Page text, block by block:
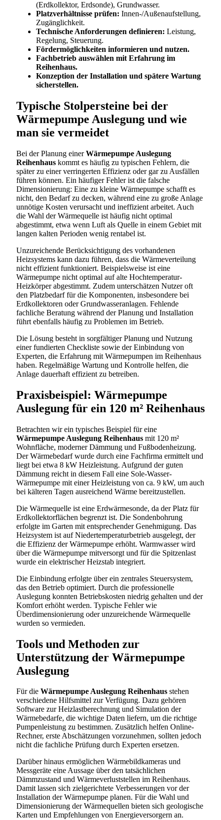
(Erdkollektor, Erdsonde), Grundwasser.
Platzverhältnisse prüfen: Innen-/Außenaufstellung,
Zugänglichkeit.
Technische Anforderungen definieren: Leistung,
Regelung, Steuerung.
Fördermöglichkeiten informieren und nutzen.
Fachbetrieb auswählen mit Erfahrung im
Reihenhaus.
Konzeption der Installation und spätere Wartung
sicherstellen.
Typische Stolpersteine bei der
Wärmepumpe Auslegung und wie
man sie vermeidet
Bei der Planung einerWärmepumpe Auslegung
Reihenhaus kommt es häufig zu typischen Fehlern, die
später zu einer verringerten Effizienz oder gar zu Ausfällen
führen können. Ein häufiger Fehler ist die falsche
Dimensionierung: Eine zu kleine Wärmepumpe schafft es
nicht, den Bedarf zu decken, während eine zu große Anlage
unnötige Kosten verursacht und ineffizient arbeitet. Auch
die Wahl der Wärmequelle ist häufig nicht optimal
abgestimmt, etwa wenn Luft als Quelle in einem Gebiet mit
langen kalten Perioden wenig rentabel ist.
Unzureichende Berücksichtigung des vorhandenen
Heizsystems kann dazu führen, dass die Wärmeverteilung
nicht effizient funktioniert. Beispielsweise ist eine
Wärmepumpe nicht optimal auf alte Hochtemperatur-
Heizkörper abgestimmt. Zudem unterschätzen Nutzer oft
den Platzbedarf für die Komponenten, insbesondere bei
Erdkollektoren oder Grundwasseranlagen. Fehlende
fachliche Beratung während der Planung und Installation
führt ebenfalls häufig zu Problemen im Betrieb.
Die Lösung besteht in sorgfältiger Planung und Nutzung
einer fundierten Checkliste sowie der Einbindung von
Experten, die Erfahrung mit Wärmepumpen im Reihenhaus
haben. Regelmäßige Wartung und Kontrolle helfen, die
Anlage dauerhaft effizient zu betreiben.
Praxisbeispiel: Wärmepumpe
Auslegung für ein 120 m² Reihenhaus
Betrachten wir ein typisches Beispiel für eine
Wärmepumpe Auslegung Reihenhaus mit 120 m²
Wohnfläche, moderner Dämmung und Fußbodenheizung.
Der Wärmebedarf wurde durch eine Fachfirma ermittelt und
liegt bei etwa 8 kW Heizleistung. Aufgrund der guten
Dämmung reicht in diesem Fall eine Sole-Wasser-
Wärmepumpe mit einer Heizleistung von ca. 9 kW, um auch
bei kälteren Tagen ausreichend Wärme bereitzustellen.
Die Wärmequelle ist eine Erdwärmesonde, da der Platz für
Erdkollektorflächen begrenzt ist. Die Sondenbohrung
erfolgte im Garten mit entsprechender Genehmigung. Das
Heizsystem ist auf Niedertemperaturbetrieb ausgelegt, der
die Effizienz der Wärmepumpe erhöht. Warmwasser wird
über die Wärmepumpe mitversorgt und für die Spitzenlast
wurde ein elektrischer Heizstab integriert.
Die Einbindung erfolgte über ein zentrales Steuersystem,
das den Betrieb optimiert. Durch die professionelle
Auslegung konnten Betriebskosten niedrig gehalten und der
Komfort erhöht werden. Typische Fehler wie
Überdimensionierung oder unzureichende Wärmequelle
wurden so vermieden.
Tools und Methoden zur
Unterstützung der Wärmepumpe
Auslegung
Für die Wärmepumpe Auslegung Reihenhaus stehen
verschiedene Hilfsmittel zur Verfügung. Dazu gehören
Software zur Heizlastberechnung und Simulation der
Wärmebedarfe, die wichtige Daten liefern, um die richtige
Pumpenleistung zu bestimmen. Zusätzlich helfen Online-
Rechner, erste Abschätzungen vorzunehmen, sollten jedoch
nicht die fachliche Prüfung durch Experten ersetzen.
Darüber hinaus ermöglichen Wärmebildkameras und
Messgeräte eine Aussage über den tatsächlichen
Dämmzustand und Wärmeverluststellen im Reihenhaus.
Damit lassen sich zielgerichtete Verbesserungen vor der
Installation der Wärmepumpe planen. Für die Wahl und
Dimensionierung der Wärmequellen bieten sich geologische
Karten und Empfehlungen von Energieversorgern an.